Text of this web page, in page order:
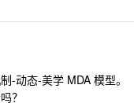
-动态-美学 MDA 模型。
？